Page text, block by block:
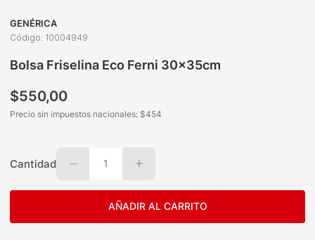
GENÉRICA
Código: 10004949
Bolsa Friselina Eco Ferni 30x35cm
$550,00
Precio sin impuestos nacionales: $454
Cantidad 1
AÑADIR AL CARRITO